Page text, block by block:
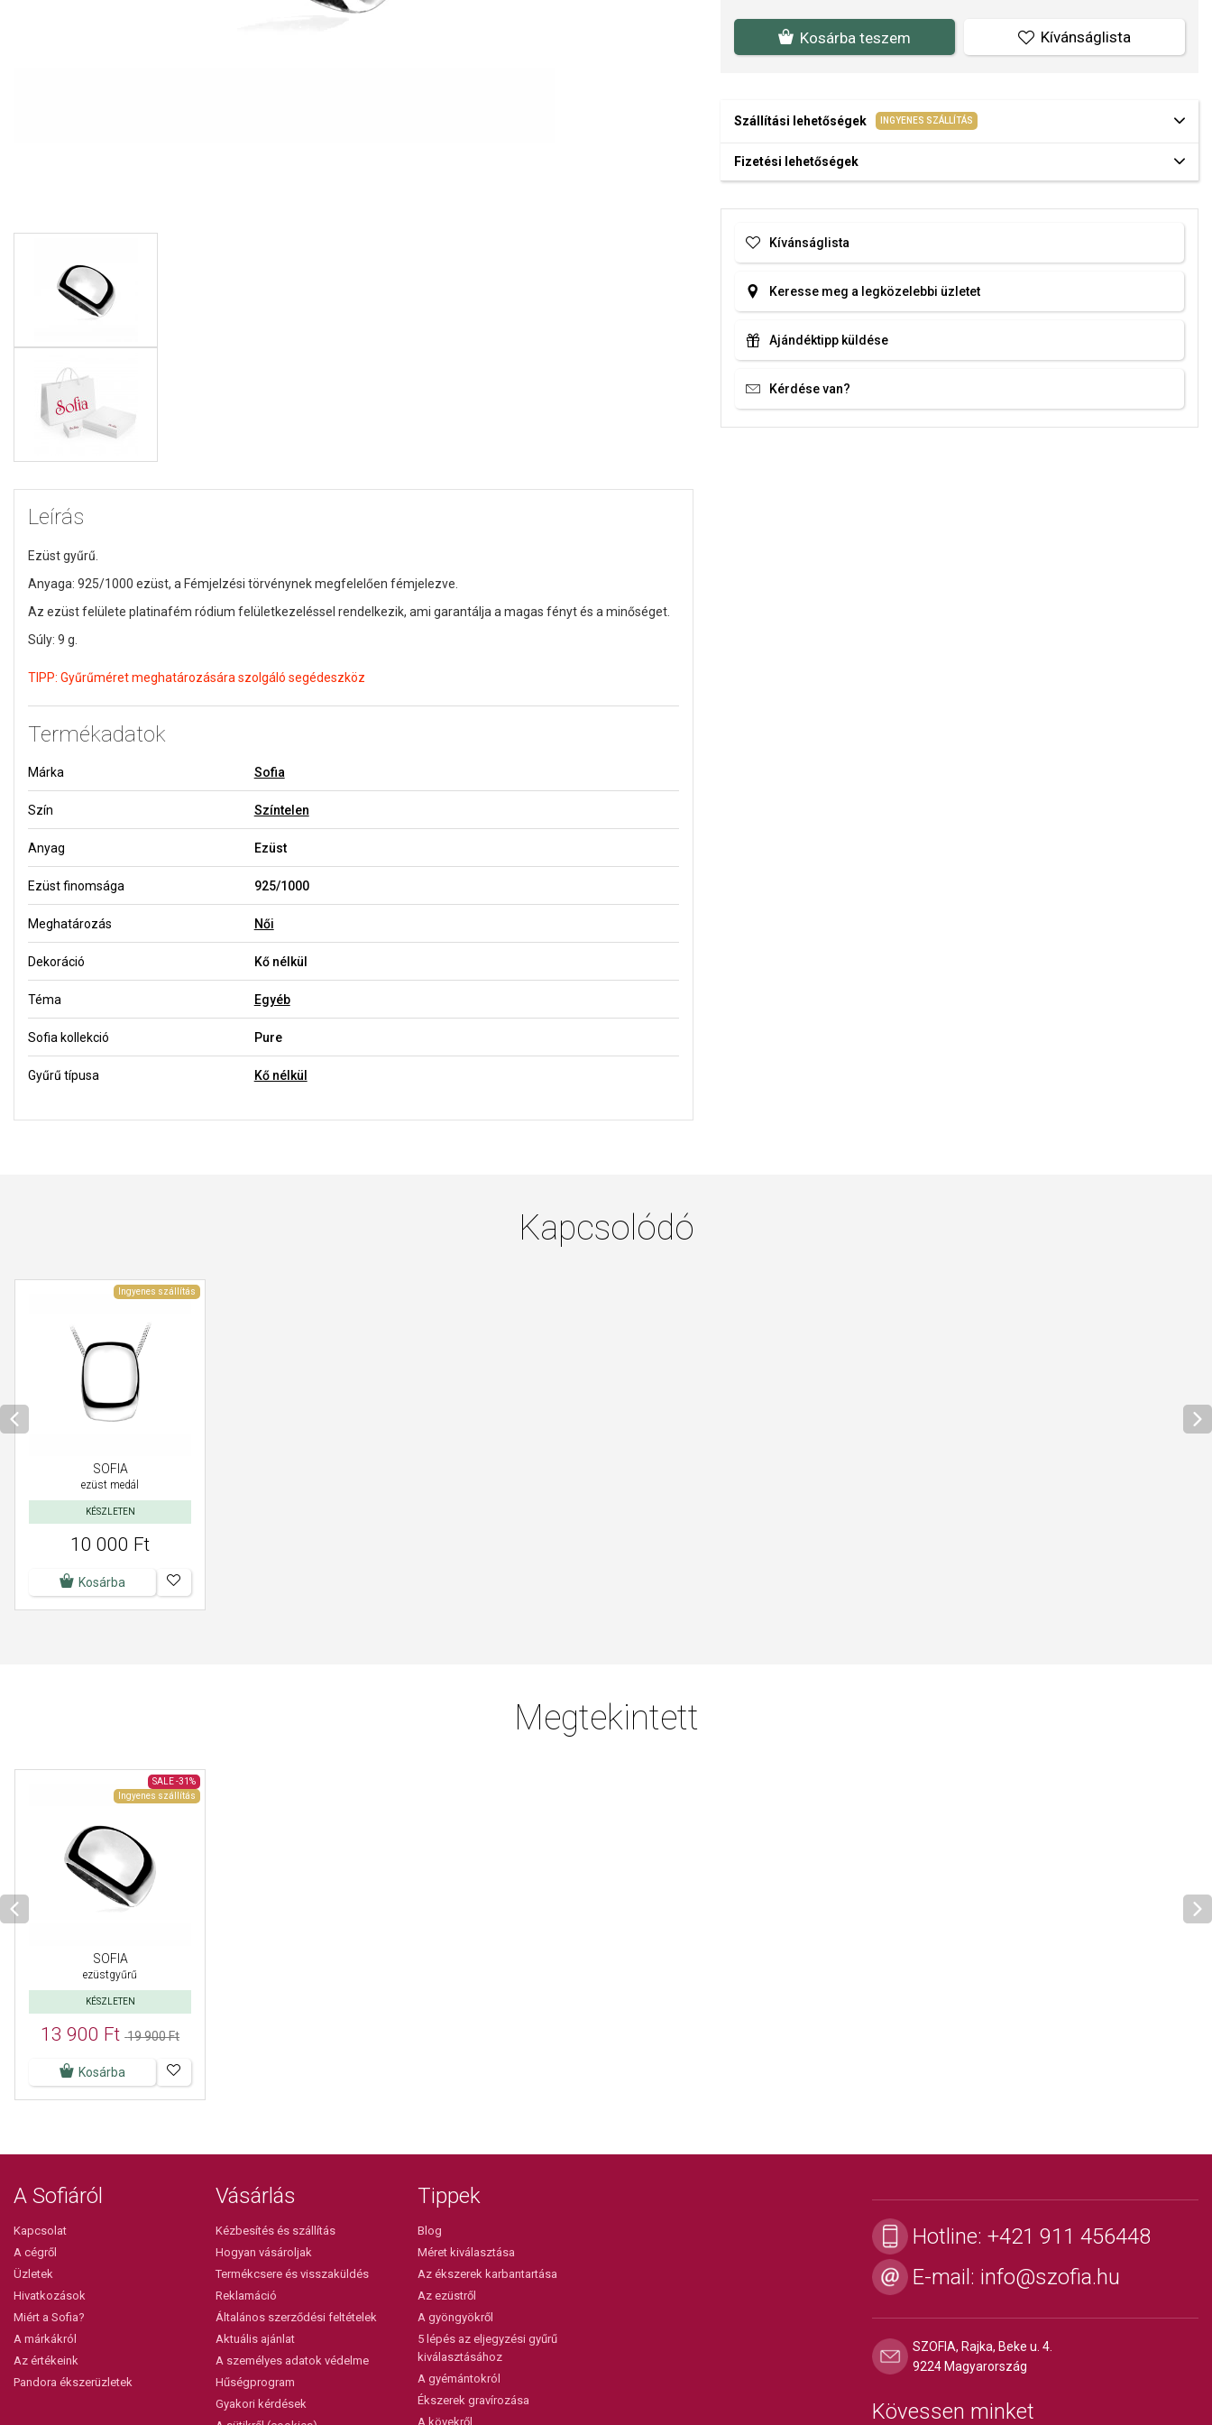
Leírás
Ezüst gyűrű.
Anyaga: 925/1000 ezüst, a Fémjelzési törvénynek megfelelően fémjelezve.
Az ezüst felülete platinafém ródium felületkezeléssel rendelkezik, ami garantálja a magas fényt és a minőséget.
Súly: 9 g.
TIPP: Gyűrűméret meghatározására szolgáló segédeszköz
Termékadatok
Márka Sofia
Szín Színtelen
Anyag Ezüst
Ezüst finomsága 925/1000
Meghatározás Női
Dekoráció Kő nélkül
Téma Egyéb
Sofia kollekció Pure
Gyűrű típusa Kő nélkül
Kosárba teszem Kívánságlista
Szállítási lehetőségek INGYENES SZÁLLÍTÁS
Fizetési lehetőségek
Kívánságlista
Keresse meg a legközelebbi üzletet
Ajándéktipp küldése
Kérdése van?
Kapcsolódó
Ingyenes szállítás
SOFIA
ezüst medál
KÉSZLETEN
10 000 Ft
Kosárba
Megtekintett
SALE -31%
Ingyenes szállítás
SOFIA
ezüstgyűrű
KÉSZLETEN
13 900 Ft 19 900 Ft
Kosárba
A Sofiáról
Kapcsolat
A cégről
Üzletek
Hivatkozások
Miért a Sofia?
A márkákról
Az értékeink
Pandora ékszerüzletek
Vásárlás
Kézbesítés és szállítás
Hogyan vásároljak
Termékcsere és visszaküldés
Reklamáció
Általános szerződési feltételek
Aktuális ajánlat
A személyes adatok védelme
Hűségprogram
Gyakori kérdések
Tippek
Blog
Méret kiválasztása
Az ékszerek karbantartása
Az ezüstről
A gyöngyökről
5 lépés az eljegyzési gyűrű
kiválasztásához
A gyémántokról
Ékszerek gravírozása
A kövekről
Hotline: +421 911 456448
E-mail: info@szofia.hu
SZOFIA, Rajka, Beke u. 4.
9224 Magyarország
Kövessen minket